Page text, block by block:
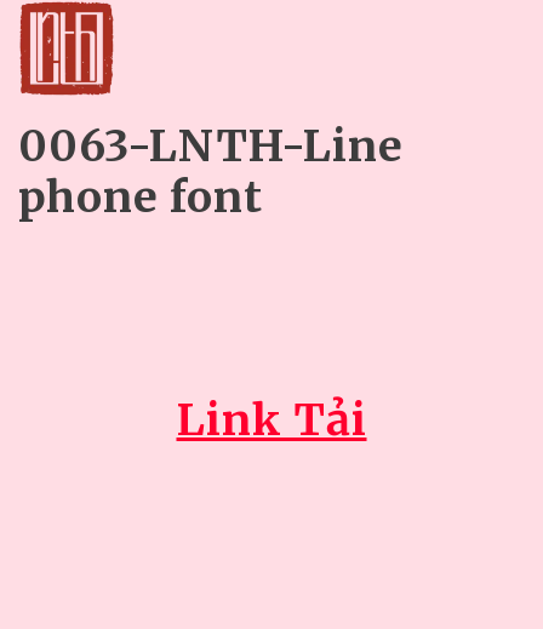
0063-LNTH-Line
phone font
Link Tải